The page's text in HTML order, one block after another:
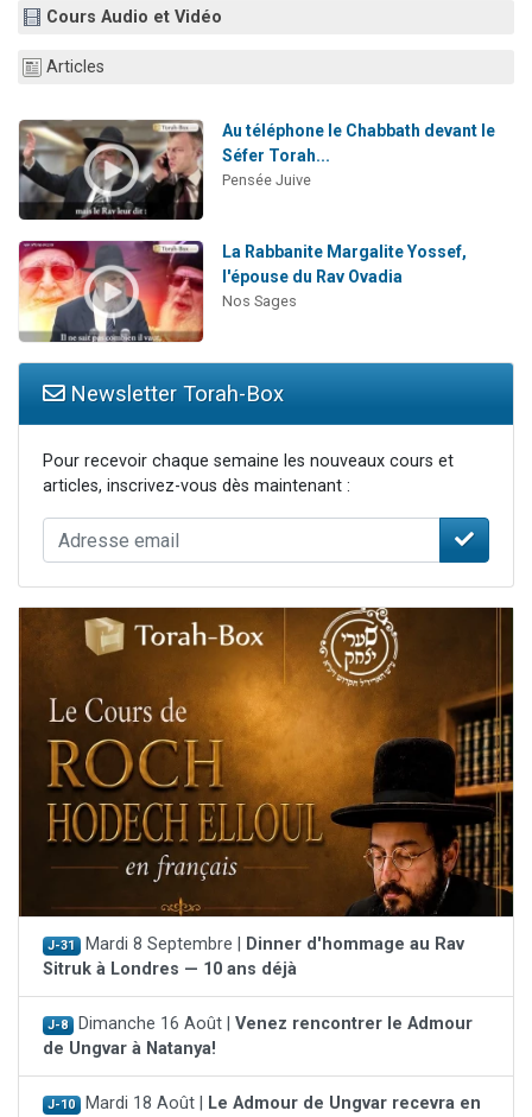
Il reste 49 places pour étudier en groupe sur Zoom
2 personnes viennent de nous rejoindre sur WhatsApp
Cours Audio et Vidéo
Articles
Au téléphone le Chabbath devant le
Séfer Torah...
Pensée Juive
La Rabbanite Margalite Yossef,
l'épouse du Rav Ovadia
Nos Sages
Newsletter Torah-Box
Pour recevoir chaque semaine les nouveaux cours et
articles, inscrivez-vous dès maintenant :
J-31 Mardi 8 Septembre |
Dinner d'hommage au Rav
Sitruk à Londres — 10 ans déjà
J-8 Dimanche 16 Août | Venez rencontrer le Admour
de Ungvar à Natanya!
J-10 Mardi 18 Août |
Le Admour de Ungvar recevra en